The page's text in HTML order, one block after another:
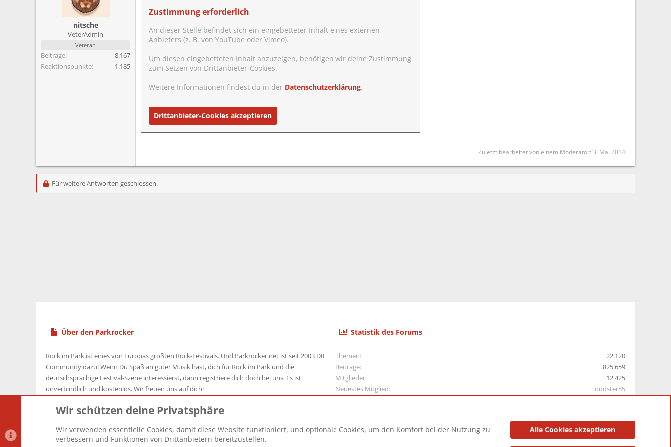
nitsche
VeterAdmin
Veteran
Beiträge
8.167
Reaktionspunkte
1.185
Zustimmung erforderlich
An dieser Stelle befindet sich ein eingebetteter Inhalt eines externen
Anbieters (z. B. von YouTube oder Vimeo).
Um diesen eingebetteten Inhalt anzuzeigen, benötigen wir deine Zustimmung
zum Setzen von Drittanbieter-Cookies.
Weitere Informationen findest du in der Datenschutzerklärung.
Drittanbieter-Cookies akzeptieren
Zuletzt bearbeitet von einem Moderator: 3. Mai 2014
Für weitere Antworten geschlossen.
Über den Parkrocker
Rock im Park ist eines von Europas größten Rock-Festivals. Und Parkrocker.net ist seit 2003 DIE
Community dazu! Wenn Du Spaß an guter Musik hast, dich für Rock im Park und die
deutschsprachige Festival-Szene interessierst, dann registriere dich doch bei uns. Es ist
unverbindlich und kostenlos. Wir freuen uns auf dich!
Statistik des Forums
Themen
22.120
Beiträge
825.659
Mitglieder
12.425
Neuestes Mitglied
Toddster85
Datenschutz-Einstellungen PR Light Deutsch [Du] Datenschutzerklärung Impressum
Wir schützen deine Privatsphäre
Wir verwenden essentielle Cookies, damit diese Website funktioniert, und optionale Cookies, um den Komfort bei der Nutzung zu
verbessern und Funktionen von Drittanbietern bereitzustellen.
Alle Cookies akzeptieren